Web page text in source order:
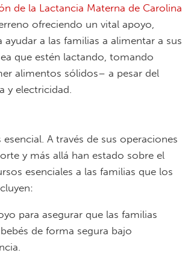
de la Lactancia Materna de Carolina
ofreciendo un vital apoyo,
a las familias a alimentar a sus
que estén lactando, tomando
alimentos sólidos– a pesar del
y electricidad.
A través de sus operaciones
y más allá han estado sobre el
esenciales a las familias que los
para asegurar que las familias
de forma segura bajo